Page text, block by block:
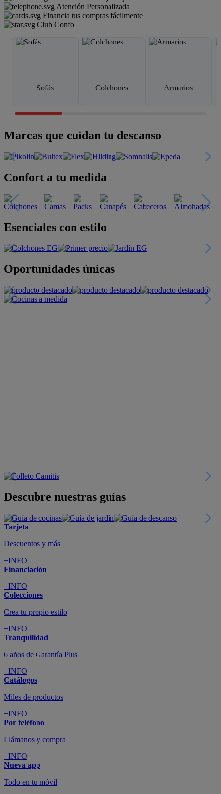
Atención Personalizada
Financia tus compras fácilmente
Club Confo
Sofás Colchones Armarios
Marcas que cuidan tu descanso
Confort a tu medida
Esenciales con estilo
Oportunidades únicas
Descubre nuestras guías
Tarjeta
Descuentos y más
+INFO
Financiación
+INFO
Colecciones
Crea tu propio estilo
+INFO
Tranquilidad
6 años de Garantía Plus
+INFO
Catálogos
Miles de productos
+INFO
Por teléfono
Llámanos y compra
+INFO
Nueva app
Todo en tu móvil